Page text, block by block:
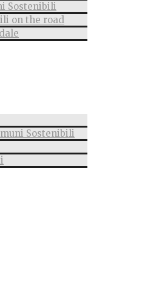
Sostenibili
on the road
Sostenibili